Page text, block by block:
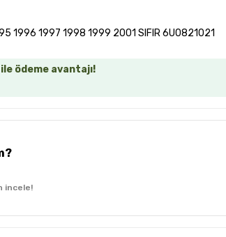
1996 1997 1998 1999 2001 SIFIR 6U0821021
ödeme avantajı!
incele!